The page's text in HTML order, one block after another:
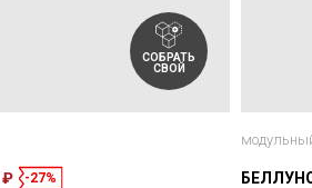
СОБРАТЬ
СВОЙ
₽ -27%